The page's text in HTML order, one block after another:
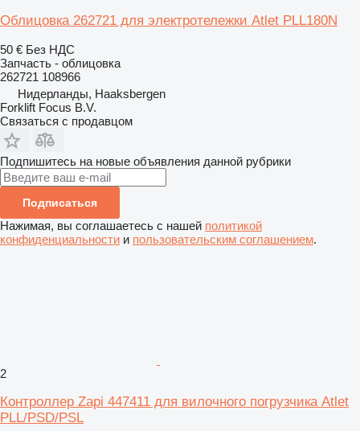
Облицовка 262721 для электротележки Atlet PLL180N
50 € Без НДС
Запчасть - облицовка
262721 108966
Нидерланды, Haaksbergen
Forklift Focus B.V.
Связаться с продавцом
Подпишитесь на новые объявления данной рубрики
Подписаться
Нажимая, вы соглашаетесь с нашей политикой
конфиденциальности и пользовательским соглашением.
2
Контроллер Zapi 447411 для вилочного погрузчика Atlet
PLL/PSD/PSL